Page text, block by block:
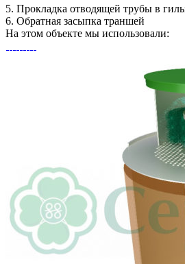
5. Прокладка отводящей трубы в
6. Обратная засыпка траншей
На этом объекте мы использовали: